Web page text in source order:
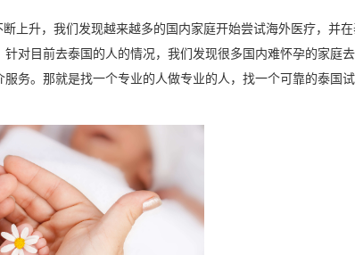
升，我们发现越来越多的国内家庭开始尝试海外医疗，并在
对目前去泰国的人的情况，我们发现很多国内难怀孕的家庭
务。那就是找一个专业的人做专业的人，找一个可靠的泰国